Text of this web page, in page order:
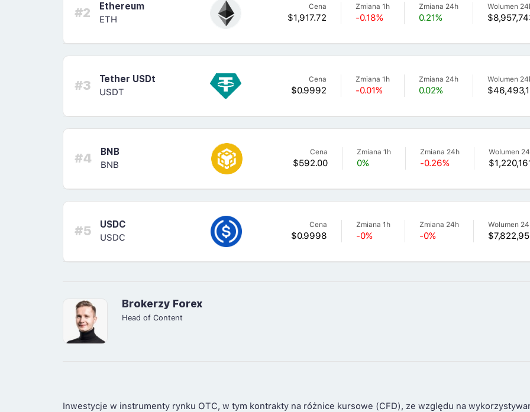
#2
Ethereum
ETH
Cena
$1,917.72
Zmiana 1h
-0.18%
Zmiana 24h
0.21%
Wolumen
#3
Tether USDt
USDT
Cena
$0.9992
Zmiana 1h
-0.01%
Zmiana 24h
0.02%
Wolumen
#4
BNB
BNB
Cena
$592.00
Zmiana 1h
0%
Zmiana 24h
-0.26%
Wolumen
#5
USDC
USDC
Cena
$0.9998
Zmiana 1h
-0%
Zmiana 24h
-0%
Wolumen
Brokerzy Forex
Head of Content
Inwestycje w instrumenty rynku OTC, w tym kontrakty na różnice kursowe (CFD), ze względu na